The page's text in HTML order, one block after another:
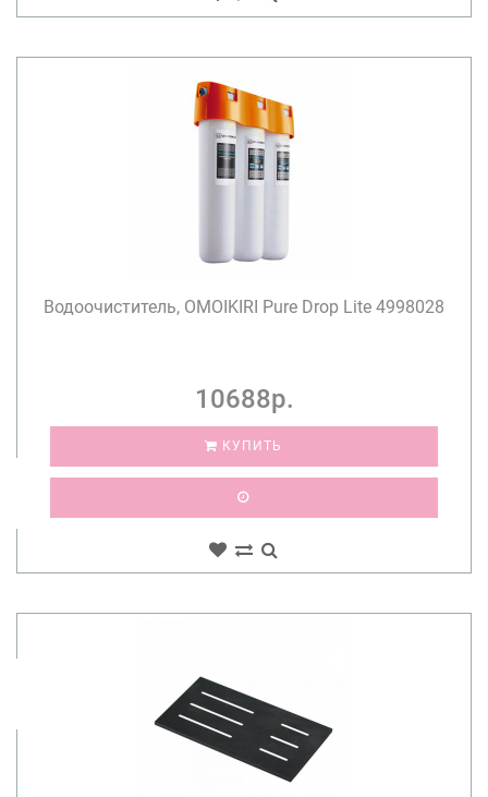
Водоочиститель, OMOIKIRI Pure Drop Lite 4998028
10688р.
КУПИТЬ